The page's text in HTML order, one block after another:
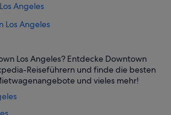
Angeles
Los Angeles
Los Angeles
Los Angeles? Entdecke Downtown
Reiseführern und finde die besten
und vieles mehr!